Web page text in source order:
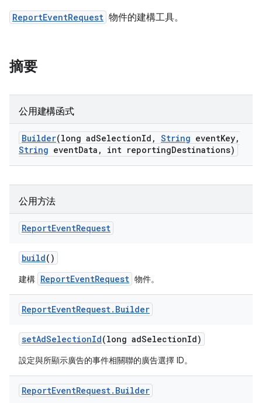
ReportEventRequest 物件的建構工具。
摘要
公用建構函式
Builder(long adSelectionId , String eventKey,
String eventData , int reportingDestinations)
公用方法
ReportEventRequest
build()
建構 ReportEventRequest 物件。
ReportEventRequest. Builder
setAdSelectionId(long adSelectionId)
設定與所顯示廣告的事件相關聯的廣告選擇 ID。
ReportEventRequest. Builder